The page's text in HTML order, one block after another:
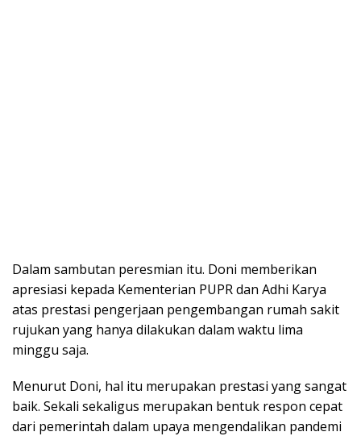
Dalam sambutan peresmian itu. Doni memberikan
apresiasi kepada Kementerian PUPR dan Adhi Karya
atas prestasi pengerjaan pengembangan rumah sakit
rujukan yang hanya dilakukan dalam waktu lima
minggu saja.
Menurut Doni, hal itu merupakan prestasi yang sangat
baik. Sekali sekaligus merupakan bentuk respon cepat
dari pemerintah dalam upaya mengendalikan pandemi